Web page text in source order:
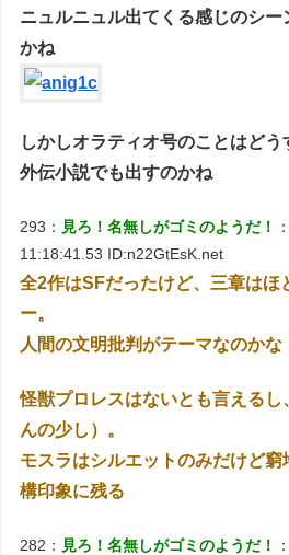
ニュルニュル出てくる感じのシ
かね
しかしオラティオ号のことはどう
外伝小説でも出すのかね
293： 見ろ！名無しがゴミのようだ！
11:18:41.53 ID:n22GtEsK.net
全2作はSFだったけど、三章はほ
ー。
人間の文明批判がテーマなのかな
怪獣プロレスはないとも言えるし
んの少し）。
モスラはシルエットのみだけど
構印象に残る
282： 見ろ！名無しがゴミのようだ！